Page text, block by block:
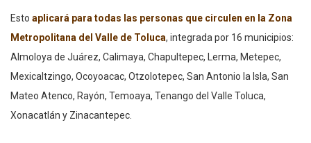
Esto aplicará para todas las personas que circulen en la Zona
Metropolitana del Valle de Toluca, integrada por 16 municipios:
Almoloya de Juárez, Calimaya, Chapultepec, Lerma, Metepec,
Mexicaltzingo, Ocoyoacac, Otzolotepec, San Antonio la Isla, San
Mateo Atenco, Rayón, Temoaya, Tenango del Valle Toluca,
Xonacatlán y Zinacantepec.